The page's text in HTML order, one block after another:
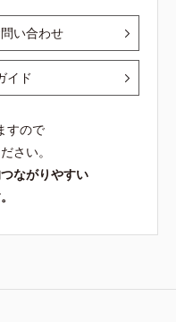
い合わせ
イド
すので
さい。
ながりやすい